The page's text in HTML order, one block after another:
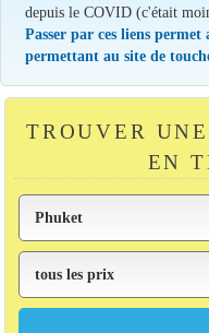
depuis le COVID (c'était
Passer par ces liens
permettant au site de
TROUVER
EN